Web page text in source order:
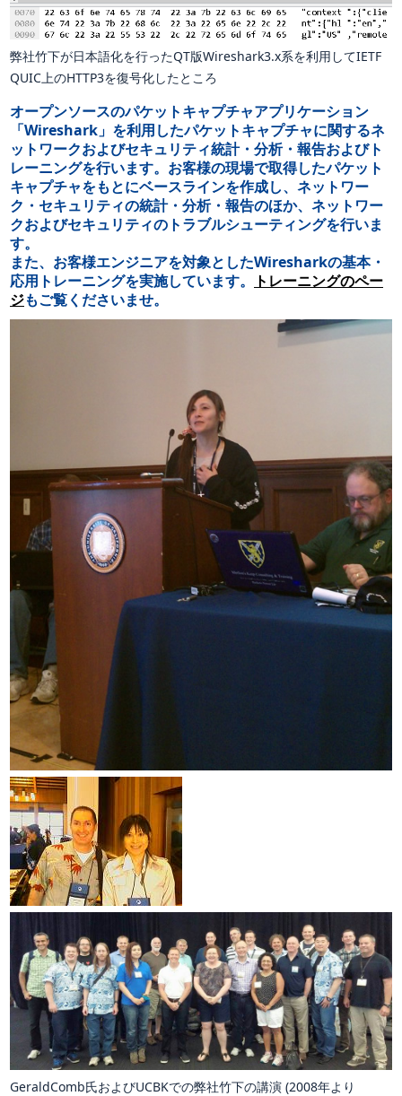
弊社竹下が日本語化を行ったQT版Wireshark3.x系を利用してIETF
QUIC上のHTTP3を復号化したところ
オープンソースのパケットキャプチャアプリケーション
「Wireshark」を利用したパケットキャプチャに関するネ
ットワークおよびセキュリティ統計・分析・報告およびト
レーニングを行います。お客様の現場で取得したパケット
キャプチャをもとにベースラインを作成し、ネットワー
ク・セキュリティの統計・分析・報告のほか、ネットワー
クおよびセキュリティのトラブルシューティングを行いま
す。
また、お客様エンジニアを対象としたWiresharkの基本・
応用トレーニングを実施しています。
トレーニングのペー
ジもご覧くださいませ。
GeraldComb氏およびUCBKでの弊社竹下の講演 (2008年より